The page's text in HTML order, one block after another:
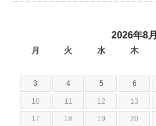
2026年8月
月 火 水 木
3 4 5 6
10 11 12 13
17 18 19 20